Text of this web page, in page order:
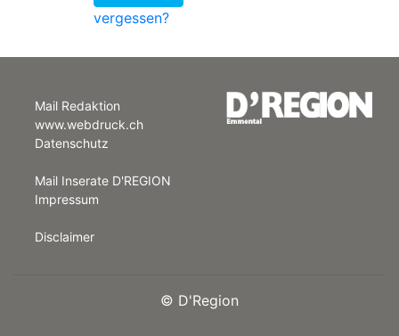
App
vergessen?
Mail Redaktion
www.webdruck.ch
Datenschutz
Mail Inserate D'REGION
Impressum
Disclaimer
© D'Region